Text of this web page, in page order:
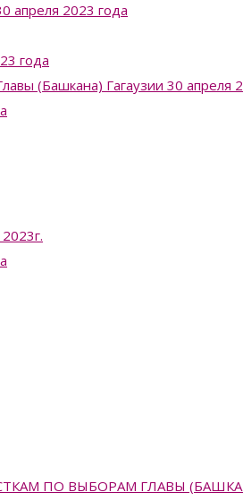
апреля 2023 года
года
(Башкана) Гагаузии 30 апреля
ПО ВЫБОРАМ ГЛАВЫ